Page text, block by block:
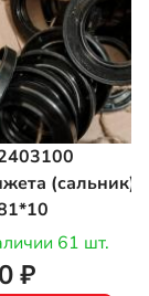
(сальник)
61 шт.
₽